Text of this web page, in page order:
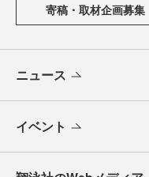
寄稿・取材企画募集
ニュース
イベント